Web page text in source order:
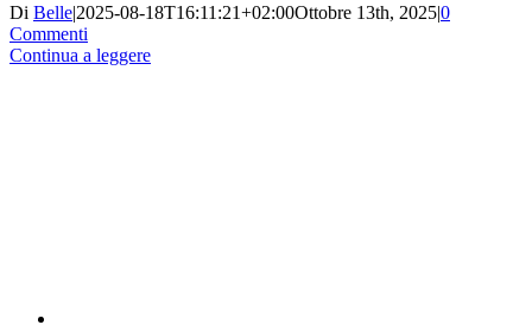
Di Belle|2025-08-18T16:11:21+02:00Ottobre 13th, 2025|0
Commenti
Continua a leggere